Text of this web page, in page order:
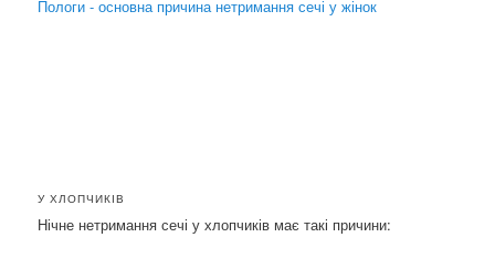
Пологи - основна причина нетримання сечі у жінок
У ХЛОПЧИКІВ
Нічне нетримання сечі у хлопчиків має такі причини: